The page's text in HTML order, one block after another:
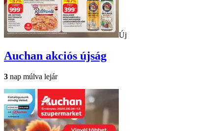
Új
Auchan akciós újság
3 nap múlva lejár